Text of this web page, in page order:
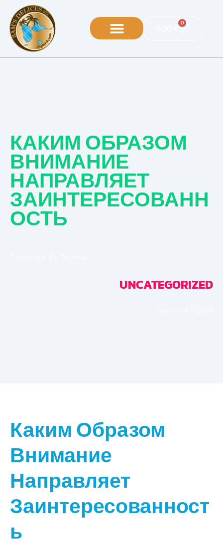
€ 0
КАКИМ ОБРАЗОМ
ВНИМАНИЕ
НАПРАВЛЯЕТ
ЗАИНТЕРЕСОВАНН
ОСТЬ
UNCATEGORIZED
Каким Образом
Внимание
Направляет
Заинтересованност
Ь